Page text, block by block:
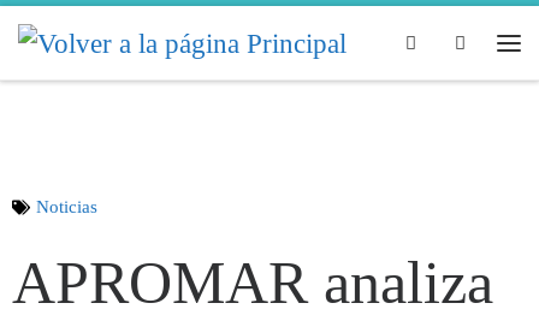
Skip to content Search
Noticias
APROMAR analiza